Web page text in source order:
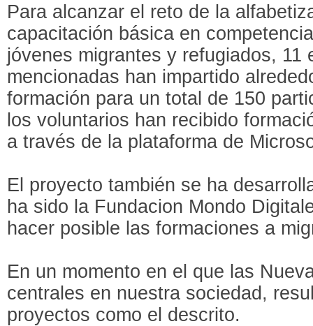
Para alcanzar el reto de la
capacitación básica en
jóvenes migrantes y refugiados, 11
mencionadas han impartido
formación para un total de 150
los voluntarios han recibido
a través de la plataforma de
El proyecto también se ha
ha sido la Fundacion Mondo
hacer posible las formaciones a
En un momento en el que las
centrales en nuestra sociedad,
proyectos como el descrito.